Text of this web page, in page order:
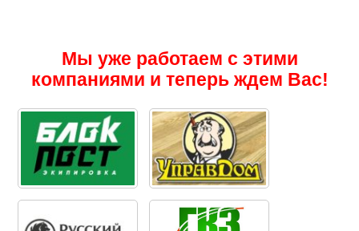
Мы уже работаем с этими
компаниями и теперь ждем Вас!